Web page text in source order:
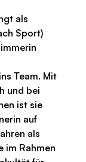
als
Sport)
Team. Mit
und bei
ist sie
auf
als
im Rahmen